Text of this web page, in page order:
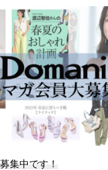
集中です！